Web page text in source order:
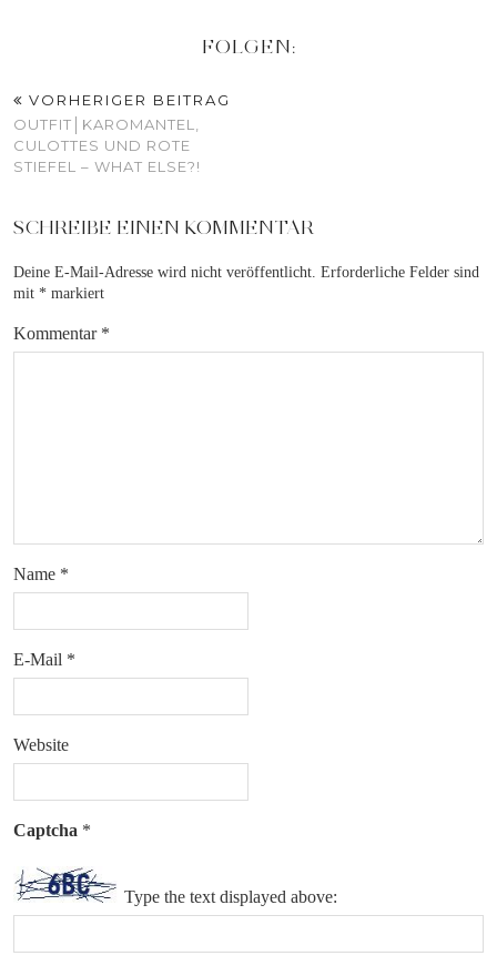
FOLGEN:
VORHERIGER BEITRAG
OUTFIT│KAROMANTEL,
CULOTTES UND ROTE
STIEFEL – WHAT ELSE?!
SCHREIBE EINEN KOMMENTAR
Deine E-Mail-Adresse wird nicht veröffentlicht. Erforderliche Felder sind
mit * markiert
Kommentar *
Name *
E-Mail *
Website
Captcha *
Type the text displayed above: